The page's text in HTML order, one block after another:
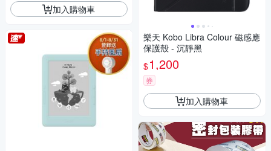
加入購物車
樂天 Kobo Libra Colour 磁感應
保護殼 - 沉靜黑
$1,200
券
加入購物車